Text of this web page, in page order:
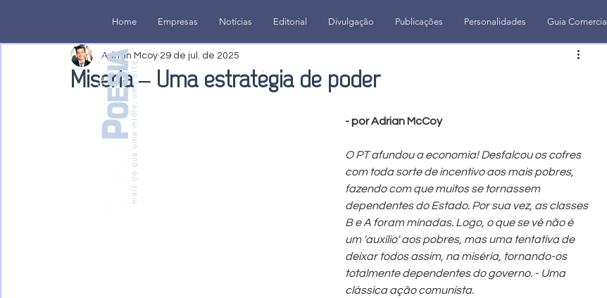
Home Empresas Notícias Editorial Divulgação Publicações Personalidades Guia Comercial
Miséria – Uma estratégia de poder
Adrian Mcoy 29 de jul. de 2025
- por Adrian McCoy
O PT afundou a economia! Desfalcou os cofres
com toda sorte de incentivo aos mais pobres,
fazendo com que muitos se tornassem
dependentes do Estado. Por sua vez, as classes
B e A foram minadas. Logo, o que se vê não é
um 'auxílio' aos pobres, mas uma tentativa de
deixar todos assim, na miséria, tornando-os
totalmente dependentes do governo. - Uma
clássica ação comunista.